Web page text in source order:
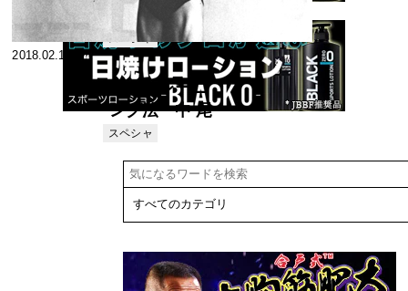
お答えします
1974年3月号
スペシャ
リスト
2018.02.11
私のトレーニ
ング法 中 尾
尚 志
スペシャ